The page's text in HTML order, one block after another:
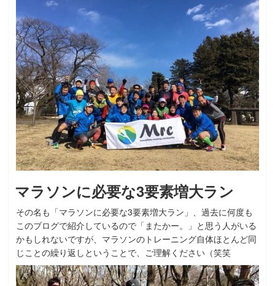
マラソンに必要な3要素増大ラン
その名も「マラソンに必要な3要素増大ラン」、過去に何度も
このブログで紹介しているので「またかー。」と思う人がいる
かもしれないですが、マラソンのトレーニング自体ほとんど同
じことの繰り返しということで、ご理解ください（笑笑